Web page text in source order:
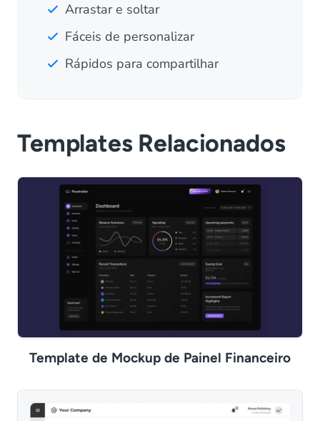
Arrastar e soltar
Fáceis de personalizar
Rápidos para compartilhar
Templates Relacionados
Template de Mockup de Painel Financeiro